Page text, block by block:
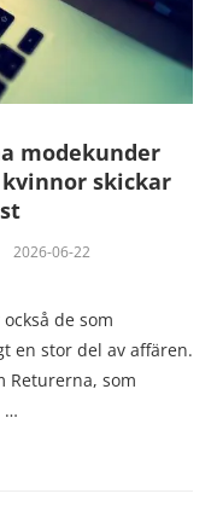
modekunder
skickar
2026-06-22
de som
en stor del av affären.
Returerna, som
…